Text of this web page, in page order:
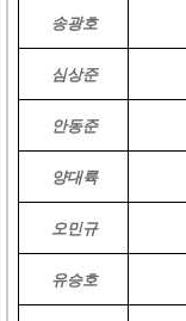
송광호
심상준
안동준
양대륙
오민규
유승호